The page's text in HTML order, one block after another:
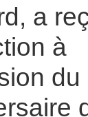
a
à
du